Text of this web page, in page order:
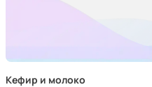
Кефир и молоко